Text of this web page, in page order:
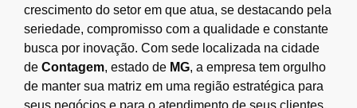
crescimento do setor em que atua, se destacando pela
seriedade, compromisso com a qualidade e constante
busca por inovação. Com sede localizada na cidade
de Contagem, estado de MG, a empresa tem orgulho
de manter sua matriz em uma região estratégica para
seus negócios e para o atendimento de seus clientes.